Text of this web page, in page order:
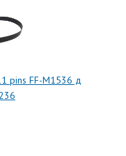
pins FF-M1536 для